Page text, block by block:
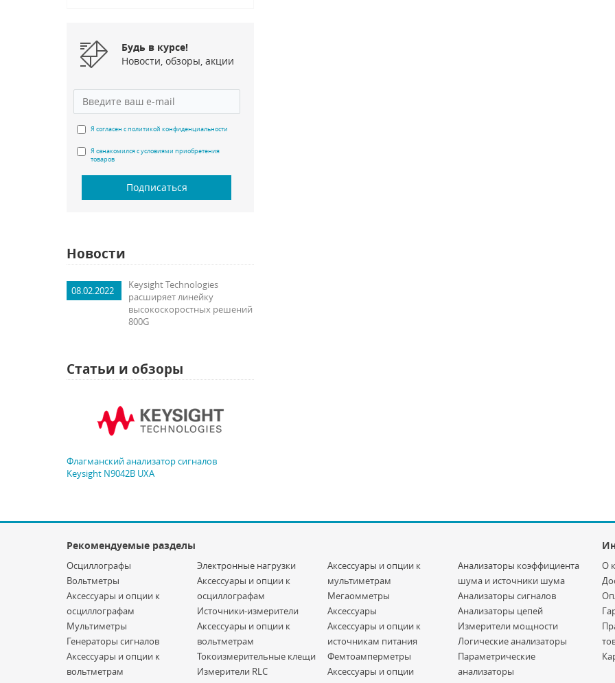
Будь в курсе!
Новости, обзоры, акции
Я согласен с политикой конфиденциальности
Я ознакомился с условиями приобретения
товаров
Подписаться
Новости
08.02.2022
Keysight Technologies
расширяет линейку
высокоскоростных решений
800G
Статьи и обзоры
Флагманский анализатор сигналов
Keysight N9042B UXA
Рекомендуемые разделы
Осциллографы
Вольтметры
Аксессуары и опции к
осциллографам
Мультиметры
Генераторы сигналов
Аксессуары и опции к
вольтметрам
Электронные нагрузки
Аксессуары и опции к
осциллографам
Источники-измерители
Аксессуары и опции к
вольтметрам
Токоизмерительные клещи
Измерители RLC
Аксессуары и опции к
мультиметрам
Мегаомметры
Аксессуары
Аксессуары и опции к
источникам питания
Фемтоамперметры
Аксессуары и опции
Анализаторы коэффициента
шума и источники шума
Анализаторы сигналов
Анализаторы цепей
Измерители мощности
Логические анализаторы
Параметрические
анализаторы
О